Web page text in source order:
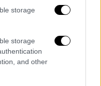
storage
storage
and other
όλες τις
ότι η
περίθαλψη είναι
πρόκειται για
μεγάλη για